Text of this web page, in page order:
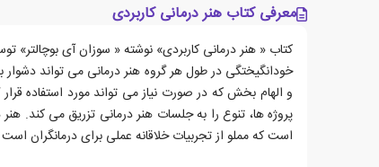
معرفی کتاب هنر درمانی کاربردی
کتاب « هنر درمانی کاربردی» نوشته « سوزان آی
خودانگیختگی در طول هر گروه هنر درمانی می تواند دشوار
و الهام بخش که در صورت نیاز می تواند مورد استفاده
پروژه ها، تنوع را به جلسات هنر درمانی تزریق می کند.
است که مملو از تجربیات خلاقانه عملی برای درمانگران است